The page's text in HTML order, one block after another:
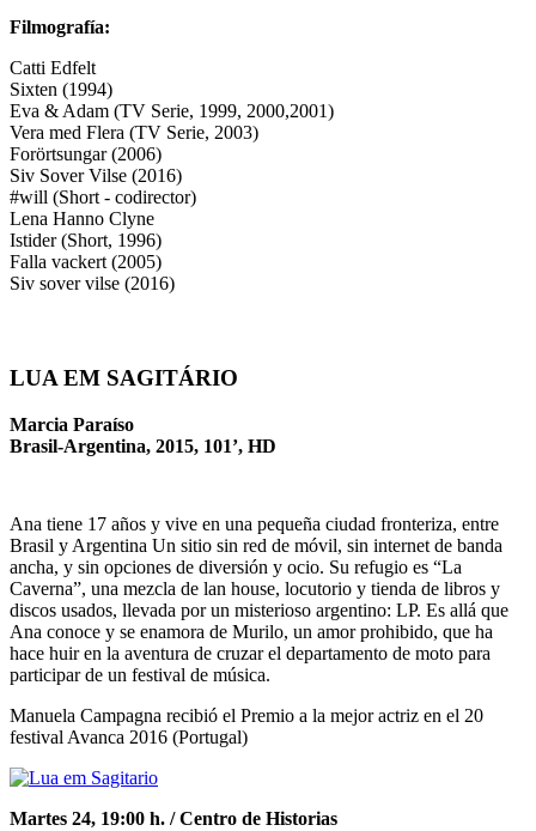
Filmografía:
Catti Edfelt
Sixten (1994)
Eva & Adam (TV Serie, 1999, 2000,2001)
Vera med Flera (TV Serie, 2003)
Forörtsungar (2006)
Siv Sover Vilse (2016)
#will (Short - codirector)
Lena Hanno Clyne
Istider (Short, 1996)
Falla vackert (2005)
Siv sover vilse (2016)
LUA EM SAGITÁRIO
Marcia Paraíso
Brasil-Argentina, 2015, 101’, HD
Ana tiene 17 años y vive en una pequeña ciudad fronteriza, entre
Brasil y Argentina Un sitio sin red de móvil, sin internet de banda
ancha, y sin opciones de diversión y ocio. Su refugio es “La
Caverna”, una mezcla de lan house, locutorio y tienda de libros y
discos usados, llevada por un misterioso argentino: LP. Es allá que
Ana conoce y se enamora de Murilo, un amor prohibido, que ha
hace huir en la aventura de cruzar el departamento de moto para
participar de un festival de música.
Manuela Campagna recibió el Premio a la mejor actriz en el 20
festival Avanca 2016 (Portugal)
Martes 24, 19:00 h. /Centro de Historias